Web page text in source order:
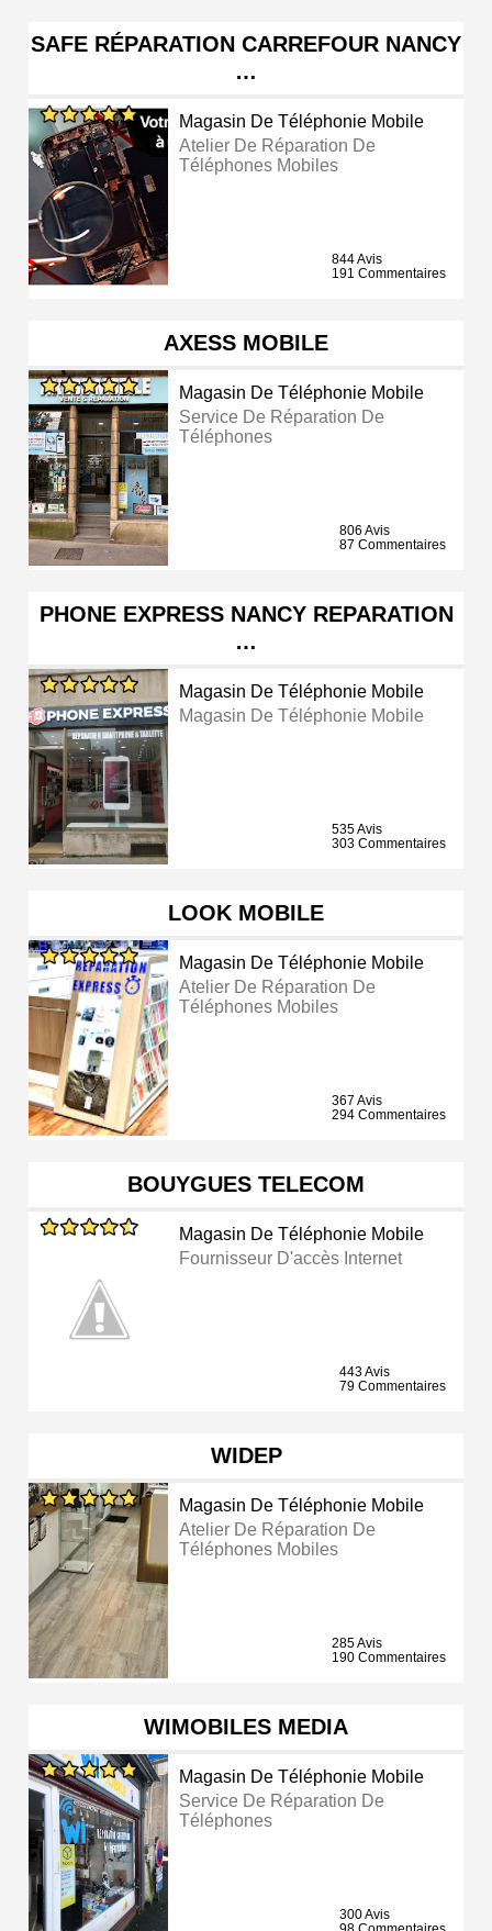
SAFE RÉPARATION CARREFOUR NANCY
…
Magasin De Téléphonie Mobile
Atelier De Réparation De
Téléphones Mobiles
844 Avis
191 Commentaires
AXESS MOBILE
Magasin De Téléphonie Mobile
Service De Réparation De
Téléphones
806 Avis
87 Commentaires
PHONE EXPRESS NANCY REPARATION
…
Magasin De Téléphonie Mobile
Magasin De Téléphonie Mobile
535 Avis
303 Commentaires
LOOK MOBILE
Magasin De Téléphonie Mobile
Atelier De Réparation De
Téléphones Mobiles
367 Avis
294 Commentaires
BOUYGUES TELECOM
Magasin De Téléphonie Mobile
Fournisseur D'accès Internet
443 Avis
79 Commentaires
WIDEP
Magasin De Téléphonie Mobile
Atelier De Réparation De
Téléphones Mobiles
285 Avis
190 Commentaires
WIMOBILES MEDIA
Magasin De Téléphonie Mobile
Service De Réparation De
Téléphones
300 Avis